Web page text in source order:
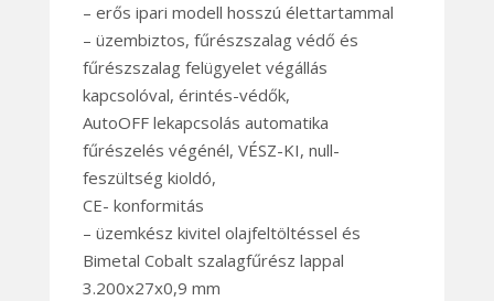
– erős ipari modell hosszú élettartammal
– üzembiztos, fűrészszalag védő és
fűrészszalag felügyelet végállás
kapcsolóval, érintés-védők,
AutoOFF lekapcsolás automatika
fűrészelés végénél, VÉSZ-KI, null-
feszültség kioldó,
CE- konformitás
– üzemkész kivitel olajfeltöltéssel és
Bimetal Cobalt szalagfűrész lappal
3.200x27x0,9 mm